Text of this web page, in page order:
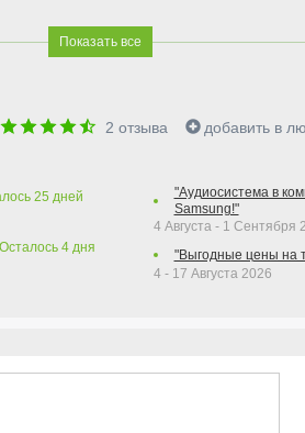
Показать все
2 отзыва добавить в
25 дней
Осталось 4дня
"Аудиосистема в
Samsung!"
4 Августа - 1 Сентября
"Выгодные цены на
4 - 17 Августа 2026